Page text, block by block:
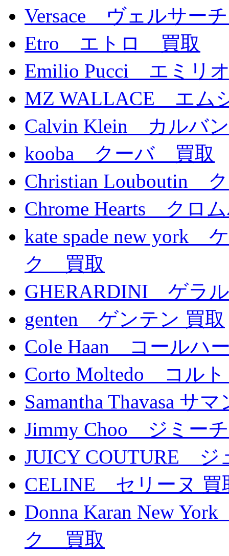
Versace ヴェルサー
Etro エトロ 買取
Emilio Pucci エミリ
MZ WALLACE エム
Calvin Klein カルバ
kooba クーバ 買取
Christian Louboutin
Chrome Hearts クロ
kate spade new york
ク 買取
GHERARDINI ゲラ
genten ゲンテン 買取
Cole Haan コールハ
Corto Moltedo コル
Samantha Thavasa サ
Jimmy Choo ジミー
JUICY COUTURE ジ
CELINE セリーヌ 買
Donna Karan New
ク 買取